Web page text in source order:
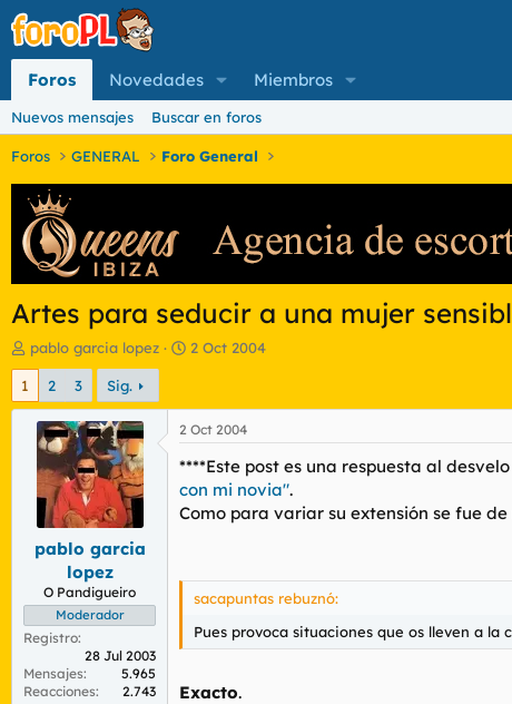
Foros Novedades Miembros
Nuevos mensajes Buscar en foros
Foros GENERAL Foro General
Artes para seducir a una mujer
I
n
c
d
d
e
e
m
a
pablo garcia lopez
F
h
a
d
e
i
n
o
2 Oct 2004
1 2 3 Sig.
pablo garcia
lopez
O Pandigueiro
Moderador
Registro
28 Jul 2003
Mensajes
5.965
Reacciones
2.743
2 Oct 2004
****Este post es una respuesta al
con mi novia".
Como para variar su extensión se fue
sacapuntas rebuznó:
Pues provoca situaciones que os lleven a la
Exacto.